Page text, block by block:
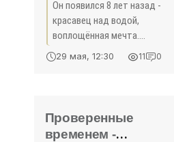
Он появился 8 лет назад -
красавец над водой,
воплощённая мечта.
Впрочем, она уже была
реальностью: ещё шла
проходили поезда.
29 мая, 12:30 11 0
Проверенные
временем -